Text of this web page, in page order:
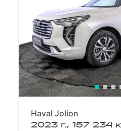
Haval Jolion
2023 г., 157 234